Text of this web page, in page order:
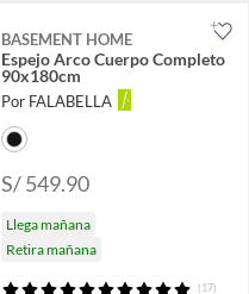
BASEMENT HOME
Espejo Arco Cuerpo Completo
90x180cm
Por FALABELLA
S/ 549.90
Llega mañana
Retira mañana
(17)